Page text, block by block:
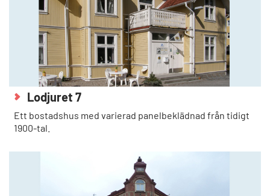
Lodjuret 7
Ett bostadshus med varierad panelbeklädnad från tidigt
1900-tal.